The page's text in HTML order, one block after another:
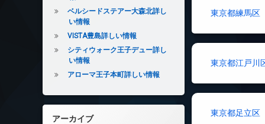
東京都練馬区
東京都江戸川
東京都足立区
ベルシードステアー大森北詳し
い情報
VISTA豊島詳しい情報
シティウォーク王子デュー詳し
い情報
アローマ王子本町詳しい情報
アーカイブ